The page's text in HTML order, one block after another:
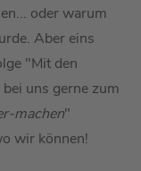
oder warum
Aber eins
"Mit den
uns gerne zum
machen"
wir können!